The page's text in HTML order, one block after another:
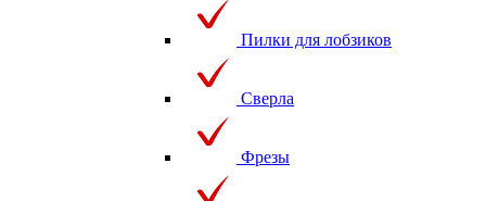
Пилки для лобзиков
Сверла
Фрезы